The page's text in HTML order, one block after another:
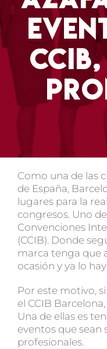
Como una de las
de España,
lugares para la
congresos. Uno
Convenciones
(CCIB). Donde
marca tenga que
ocasión y ya lo
Por este motivo,
el CCIB Barcelona
Una de ellas es
eventos que sean
profesionales.